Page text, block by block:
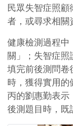
民眾失智症照
者，或尋求相關
健康檢測過程中
關」；失智症照
填完前後測問卷
時，獲得實用的
丙的劉惠勤表示
後測題目時，既